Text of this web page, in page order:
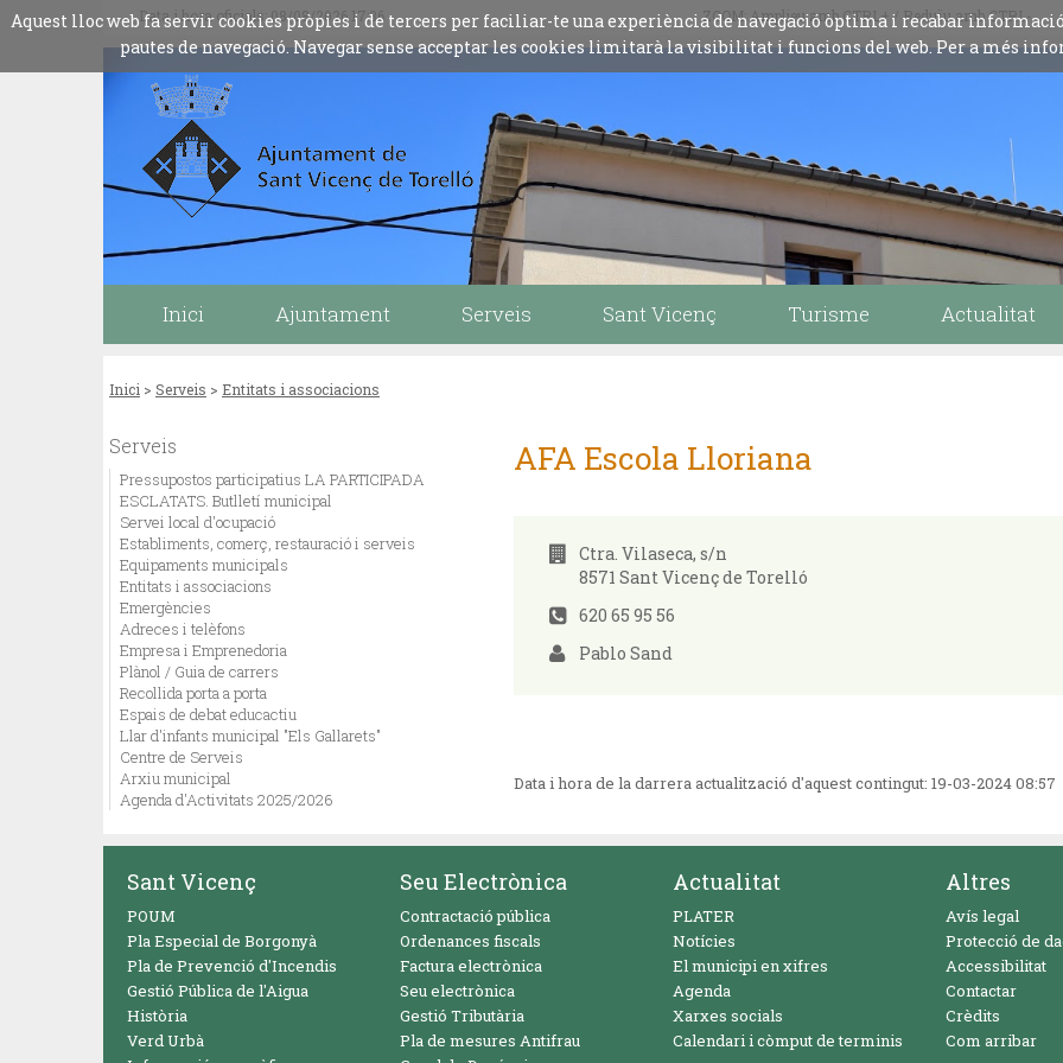
Aquest lloc web fa servir cookies pròpies i de tercers per faciliar-te una experiència de navegació òptima i recabar
pautes de navegació. Navegar sense acceptar les cookies limitarà la visibilitat i funcions del web. Per a més
Data i hora oficials: 08/08/2026 17:36 ZOOM: Amplieu amb CTRL+ / Reduïu amb CTRL-
Inici Ajuntament Serveis Sant Vicenç Turisme Actualitat
Inici > Serveis > Entitats i associacions
Serveis
Pressupostos participatius LA PARTICIPADA
ESCLATATS. Butlletí municipal
Servei local d'ocupació
Establiments, comerç, restauració i serveis
Equipaments municipals
Entitats i associacions
Emergències
Adreces i telèfons
Empresa i Emprenedoria
Plànol / Guia de carrers
Recollida porta a porta
Espais de debat educactiu
Llar d'infants municipal "Els Gallarets"
Centre de Serveis
Arxiu municipal
Agenda d'Activitats 2025/2026
AFA Escola Lloriana
Ctra. Vilaseca, s/n
8571 Sant Vicenç de Torelló
620 65 95 56
Pablo Sand
Data i hora de la darrera actualització d'aquest contingut:19-03-2024 08:57
Sant Vicenç
POUM
Pla Especial de Borgonyà
Pla de Prevenció d'Incendis
Gestió Pública de l'Aigua
Història
Verd Urbà
Seu Electrònica
Contractació pública
Ordenances fiscals
Factura electrònica
Seu electrònica
Gestió Tributària
Pla de mesures Antifrau
Actualitat
PLATER
Notícies
El municipi en xifres
Agenda
Xarxes socials
Calendari i còmput de terminis
Altres
Avís legal
Protecció de
Accessibilitat
Contactar
Crèdits
Com arribar